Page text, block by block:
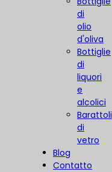
di
olio
d'oliva
Bottiglie
di
liquori
e
alcolici
Barattoli
di
vetro
Blog
Contatto